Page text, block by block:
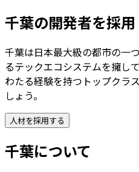
千葉の開発者を採用
千葉は日本最大級の都市の一
るテックエコシステムを擁し
わたる経験を持つトップクラ
しょう。
人材を採用する
千葉について